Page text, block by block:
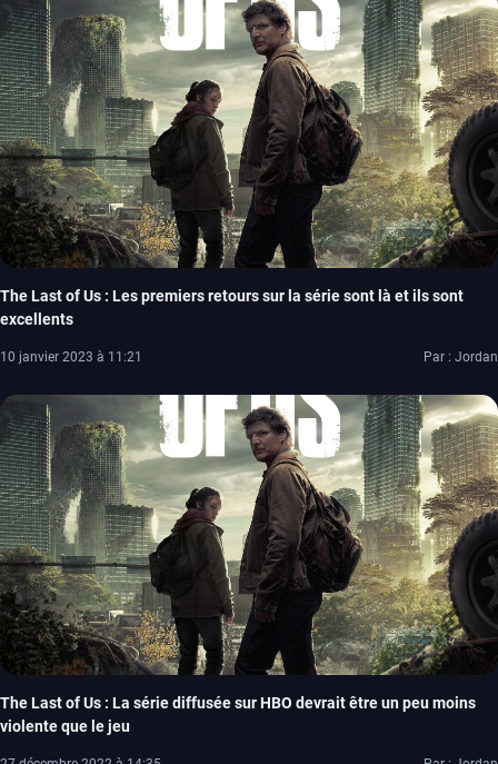
The Last of Us : Les premiers retours sur la série sont là et ils sont
excellents
10 janvier 2023 à 11:21 Par : Jordan
The Last of Us : La série diffusée sur HBO devrait être un peu moins
violente que le jeu